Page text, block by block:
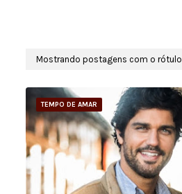
Mostrando postagens com o rótulo
TEMPO DE AMAR